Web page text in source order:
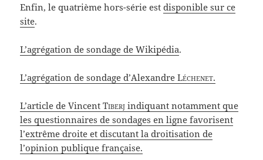
Enfin, le quatrième hors-série estdisponible sur ce
site.
L’agrégation de sondage de Wikipédia.
L’agrégation de sondage d’AlexandreLéchenet.
L’article de VincentTiberj indiquant notamment que
les questionnaires de sondages en ligne favorisent
l’extrême droite et discutant la droitisation de
l’opinion publique française.